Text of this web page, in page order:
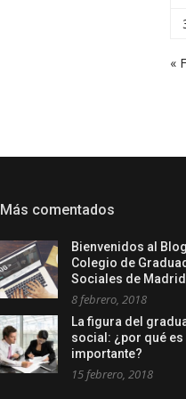
«
Más comentados
Bienvenidos al
Colegio de
Sociales de Madrid
8 febrero, 2018
La figura del
social: ¿por qué es
importante?
15 febrero, 2018